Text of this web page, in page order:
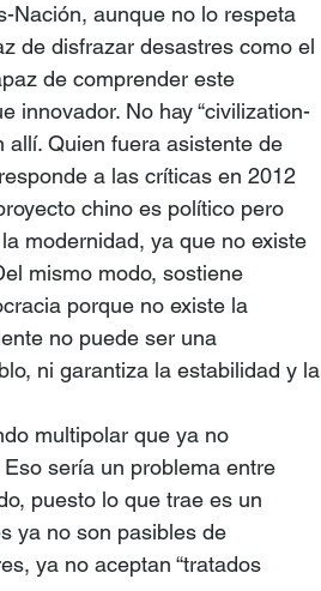
Nación, aunque no lo respeta
de disfrazar desastres como el
de comprender este
innovador. No hay “civilization-
allí. Quien fuera asistente de
a las críticas en 2012
chino es político pero
modernidad, ya que no existe
mismo modo, sostiene
porque no existe la
no puede ser una
ni garantiza la estabilidad y la
multipolar que ya no
sería un problema entre
puesto lo que trae es un
ya no son pasibles de
ya no aceptan “tratados